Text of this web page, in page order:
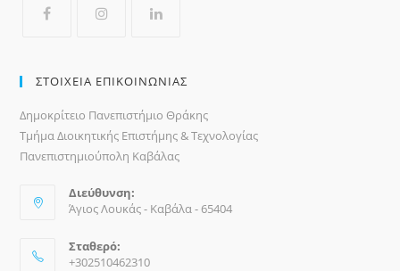
ΣΤΟΙΧΕΙΑ ΕΠΙΚΟΙΝΩΝΙΑΣ
Δημοκρίτειο Πανεπιστήμιο Θράκης
Τμήμα Διοικητικής Επιστήμης & Τεχνολογίας
Πανεπιστημιούπολη Καβάλας
Διεύθυνση:
Άγιος Λουκάς - Καβάλα - 65404
Σταθερό:
+302510462310